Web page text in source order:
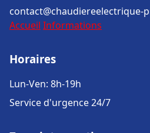
contact@chaudiereelectrique-
Accueil Informations
Horaires
Lun-Ven: 8h-19h
Service d'urgence 24/7